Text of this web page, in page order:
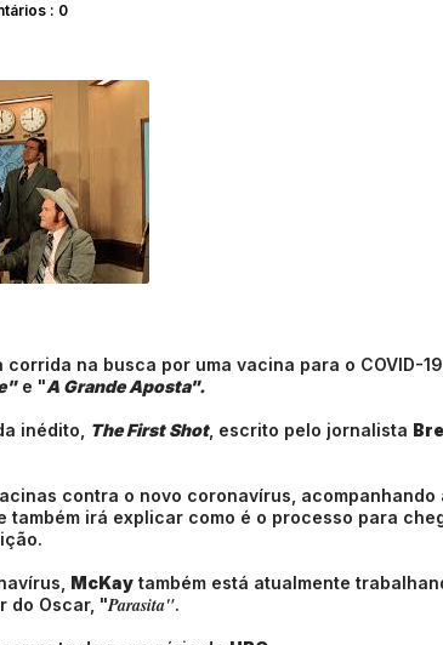
: 0
na busca por uma vacina para o COVID-
e "A Grande Aposta".
inédito, The First Shot, escrito pelo jornalista
contra o novo coronavírus, acompanhando
também irá explicar como é o processo para
McKay também está atualmente
do Oscar, "Parasita".